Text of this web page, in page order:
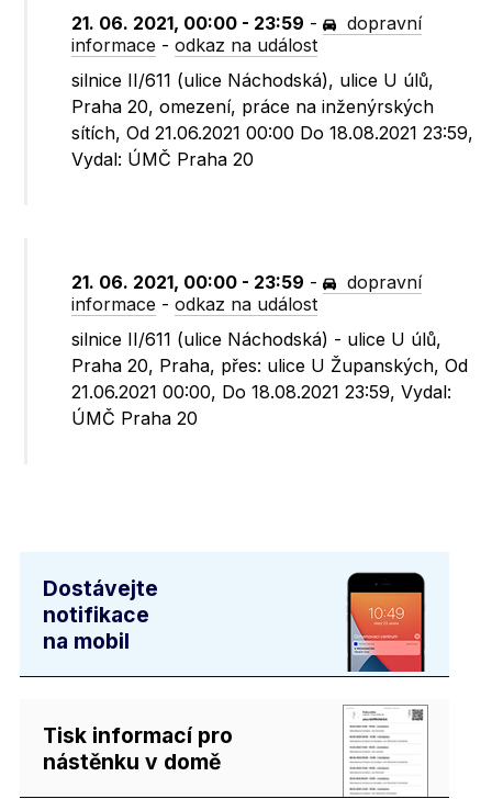
21. 06. 2021, 00:00 - 23:59 -
dopravní
informace -odkaz na událost
silnice II/611 (ulice Náchodská), ulice U úlů,
Praha 20, omezení, práce na inženýrských
sítích, Od 21.06.2021 00:00 Do 18.08.2021 23:59,
Vydal: ÚMČ Praha 20
21. 06. 2021, 00:00 - 23:59 -
dopravní
informace -odkaz na událost
silnice II/611 (ulice Náchodská) - ulice U úlů,
Praha 20, Praha, přes: ulice U Županských, Od
21.06.2021 00:00, Do 18.08.2021 23:59, Vydal:
ÚMČ Praha 20
Dostávejte
notifikace
na mobil
Tisk informací pro
nástěnku v domě